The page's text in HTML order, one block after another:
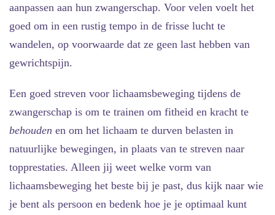
aanpassen aan hun zwangerschap. Voor velen voelt het
goed om in een rustig tempo in de frisse lucht te
wandelen, op voorwaarde dat ze geen last hebben van
gewrichtspijn.
Een goed streven voor lichaamsbeweging tijdens de
zwangerschap is om te trainen om fitheid en kracht te
behouden en om het lichaam te durven belasten in
natuurlijke bewegingen, in plaats van te streven naar
topprestaties. Alleen jij weet welke vorm van
lichaamsbeweging het beste bij je past, dus kijk naar wie
je bent als persoon en bedenk hoe je je optimaal kunt